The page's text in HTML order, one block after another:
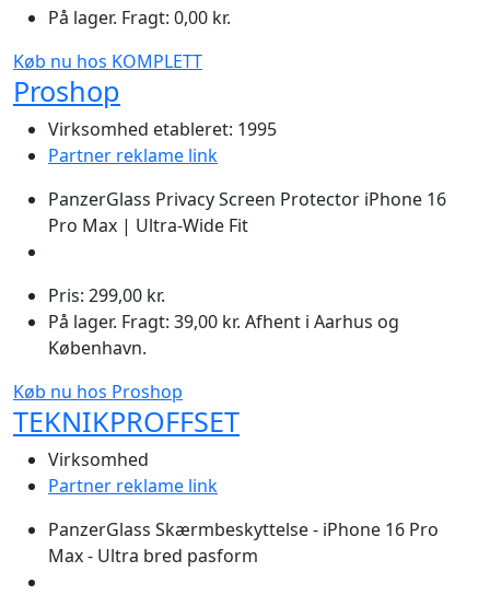
På lager. Fragt: 0,00 kr.
Køb nu hos KOMPLETT
Proshop
Virksomhed etableret: 1995
Partner reklame link
PanzerGlass Privacy Screen Protector iPhone 16
Pro Max | Ultra-Wide Fit
Pris: 299,00 kr.
På lager. Fragt: 39,00 kr. Afhent i Aarhus og
København.
Køb nu hos Proshop
TEKNIKPROFFSET
Virksomhed
Partner reklame link
PanzerGlass Skærmbeskyttelse - iPhone 16 Pro
Max - Ultra bred pasform